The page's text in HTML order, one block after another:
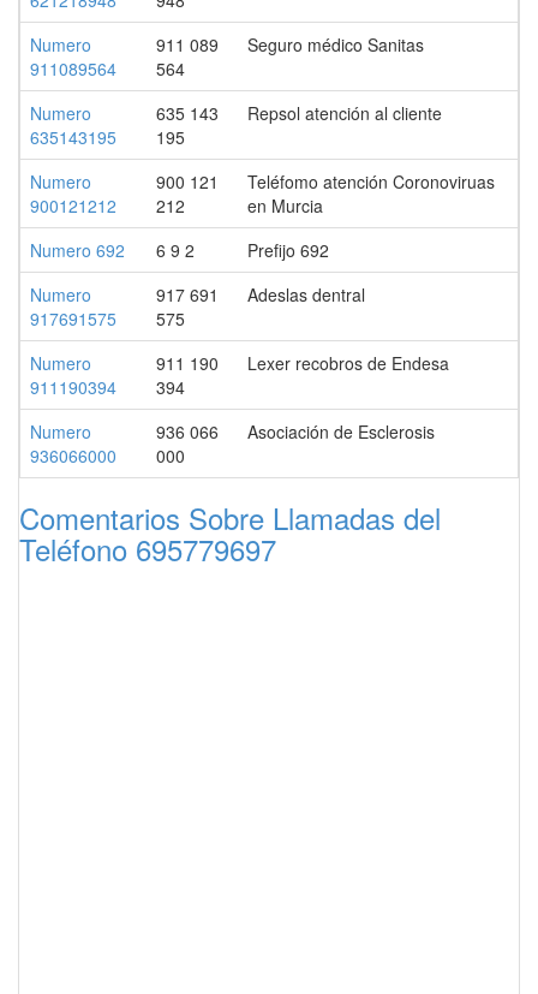
Numero
911089564
911 089
564
Seguro médico Sanitas
Numero
635143195
635 143
195
Repsol atención al cliente
Numero
900121212
900 121
212
Teléfomo atención Coronoviruas
en Murcia
Numero 692
6 9 2
Prefijo 692
Numero
917691575
917 691
575
Adeslas dentral
Numero
911190394
911 190
394
Lexer recobros de Endesa
Numero
936066000
936 066
000
Asociación de Esclerosis
Comentarios Sobre Llamadas del
Teléfono 695779697